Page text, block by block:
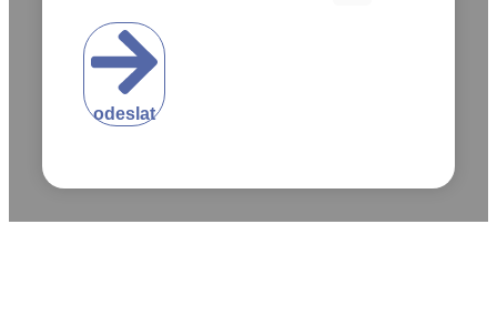
odeslat